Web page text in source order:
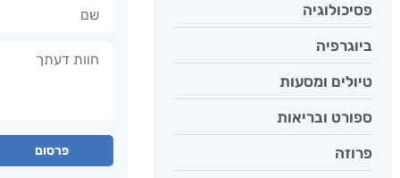
פסיכולוגיה
ביוגרפיה
טיולים ומסעות
ספורט ובריאות
פרוזה
פרסום